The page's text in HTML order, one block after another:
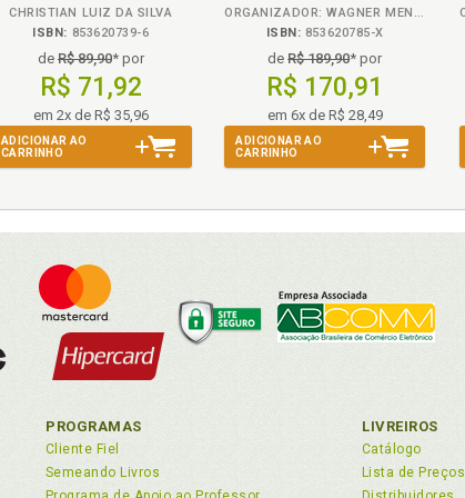
CHRISTIAN LUIZ DA SILVA
ISBN: 853620739-6
de R$ 89,90* por
R$ 71,92
em 2x de R$ 35,96
ADICIONAR AO
CARRINHO
ORGANIZADOR: WAGNER MENEZES
ISBN: 853620785-X
deR$ 189,90* por
R$ 170,91
em 6x de R$ 28,49
ADICIONAR AO
CARRINHO
PROGRAMAS
Cliente Fiel
Semeando Livros
LIVREIROS
Catálogo
Lista de Preços